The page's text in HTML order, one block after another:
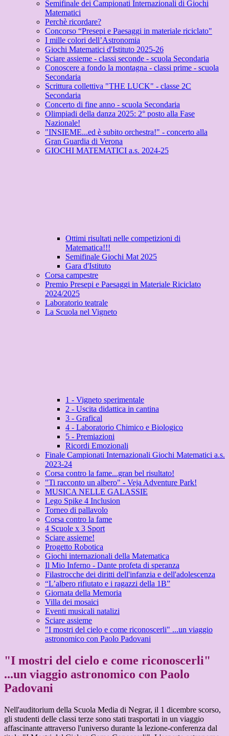
Semifinale dei Campionati Internazionali di Giochi
Matematici
Perchè ricordare?
Concorso “Presepi e Paesaggi in materiale riciclato"
I mille colori dell’Astronomia
Giochi Matematici d'Istituto 2025-26
Sciare assieme - classi seconde - scuola Secondaria
Conoscere a fondo la montagna - classi prime - scuola
Secondaria
Scrittura collettiva "THE LUCK" - classe 2C
Secondaria
Concerto di fine anno - scuola Secondaria
Olimpiadi della danza 2025: 2° posto alla Fase
Nazionale!
"INSIEME...ed è subito orchestra!" - concerto alla
Gran Guardia di Verona
GIOCHI MATEMATICI a.s. 2024-25
Ottimi risultati nelle competizioni di
Matematica!!!
Semifinale Giochi Mat 2025
Gara d'Istituto
Corsa campestre
Premio Presepi e Paesaggi in Materiale Riciclato
2024/2025
Laboratorio teatrale
La Scuola nel Vigneto
1 - Vigneto sperimentale
2 - Uscita didattica in cantina
3 - Grafical
4 - Laboratorio Chimico e Biologico
5 - Premiazioni
Ricordi Emozionali
Finale Campionati Internazionali Giochi Matematici a.s.
2023-24
Corsa contro la fame...gran bel risultato!
"Ti racconto un albero" - Veja Adventure Park!
MUSICA NELLE GALASSIE
Lego Spike 4 Inclusion
Torneo di pallavolo
Corsa contro la fame
4 Scuole x 3 Sport
Sciare assieme!
Progetto Robotica
Giochi internazionali della Matematica
Il Mio Inferno - Dante profeta di speranza
Filastrocche dei diritti dell'infanzia e dell'adolescenza
“L’albero rifiutato e i ragazzi della 1B”
Giornata della Memoria
Villa dei mosaici
Eventi musicali natalizi
Sciare assieme
"I mostri del cielo e come riconoscerli" ...un viaggio
astronomico con Paolo Padovani
"I mostri del cielo e come riconoscerli"
...un viaggio astronomico con Paolo
Padovani
Nell'auditorium della Scuola Media di Negrar, il 1 dicembre scorso,
gli studenti delle classi terze sono stati trasportati in un viaggio
affascinante attraverso l'universo durante la lezione-conferenza dal